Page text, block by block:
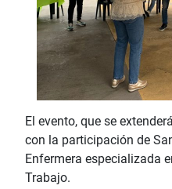
El evento, que se
con la participación de
Enfermera especializada
Trabajo.